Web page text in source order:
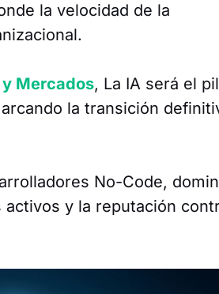
la velocidad de la
Mercados, La IA será el
la transición
No-Code,
y la reputación